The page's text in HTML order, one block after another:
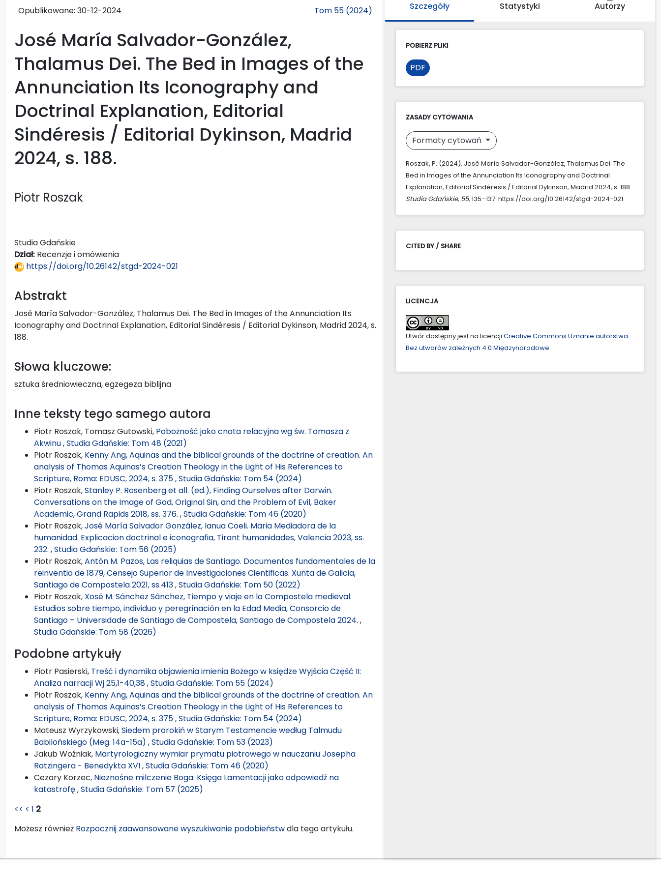
Opublikowane: 30-12-2024 Tom 55 (2024)
José María Salvador-González,
Thalamus Dei. The Bed in Images of the
Annunciation Its Iconography and
Doctrinal Explanation, Editorial
Sindéresis / Editorial Dykinson, Madrid
2024, s. 188.
Piotr Roszak
Studia Gdańskie
Dział: Recenzje i omówienia
https://doi.org/10.26142/stgd-2024-021
Abstrakt
José María Salvador-González, Thalamus Dei. The Bed in Images of the Annunciation Its
Iconography and Doctrinal Explanation, Editorial Sindéresis / Editorial Dykinson, Madrid 2024, s.
188.
Słowa kluczowe:
sztuka średniowieczna, egzegeza biblijna
Inne teksty tego samego autora
Piotr Roszak, Tomasz Gutowski, Pobożność jako cnota relacyjna wg św. Tomasza z
Akwinu,Studia Gdańskie: Tom 48 (2021)
Piotr Roszak, Kenny Ang, Aquinas and the biblical grounds of the doctrine of creation. An
analysis of Thomas Aquinas’s Creation Theology in the Light of His References to
Scripture, Roma: EDUSC, 2024, s. 375,Studia Gdańskie: Tom 54 (2024)
Piotr Roszak,Stanley P. Rosenberg et all. (ed.), Finding Ourselves after Darwin.
Conversations on the Image of God, Original Sin, and the Problem of Evil, Baker
Academic, Grand Rapids 2018, ss. 376. ,Studia Gdańskie: Tom 46 (2020)
Piotr Roszak,José María Salvador González, Ianua Coeli. Maria Mediadora de la
humanidad. Explicacion doctrinal e iconografia, Tirant humanidades, Valencia 2023, ss.
232. ,Studia Gdańskie: Tom 56 (2025)
Piotr Roszak,Antón M. Pazos, Las reliquias de Santiago. Documentos fundamentales de la
reinventio de 1879, Censejo Superior de Investigaciones Cientificas. Xunta de Galicia,
Santiago de Compostela 2021, ss.413,Studia Gdańskie: Tom 50 (2022)
Piotr Roszak, Xosé M. Sánchez Sánchez, Tiempo y viaje en la Compostela medieval.
Estudios sobre tiempo, individuo y peregrinación en la Edad Media, Consorcio de
Santiago – Universidade de Santiago de Compostela, Santiago de Compostela 2024. ,
Studia Gdańskie: Tom 58 (2026)
Podobne artykuły
Piotr Pasierski, Treść i dynamika objawienia imienia Bożego w księdze Wyjścia Część II:
Analiza narracji Wj 25,1-40,38,Studia Gdańskie: Tom 55 (2024)
Piotr Roszak, Kenny Ang, Aquinas and the biblical grounds of the doctrine of creation. An
analysis of Thomas Aquinas’s Creation Theology in the Light of His References to
Scripture, Roma: EDUSC, 2024, s. 375,Studia Gdańskie: Tom 54 (2024)
Mateusz Wyrzykowski,Siedem prorokiń w Starym Testamencie według Talmudu
Babilońskiego (Meg. 14a-15a) ,Studia Gdańskie: Tom 53 (2023)
Jakub Woźniak, Martyrologiczny wymiar prymatu piotrowego w nauczaniu Josepha
Ratzingera - Benedykta XVI,Studia Gdańskie: Tom 46 (2020)
Cezary Korzec, Nieznośne milczenie Boga: Księga Lamentacji jako odpowiedź na
katastrofę,Studia Gdańskie: Tom 57 (2025)
<< < 1 2
Możesz również Rozpocznij zaawansowane wyszukiwanie podobieństwdla tego artykułu.
Szczegóły Statystyki Autorzy
POBIERZ PLIKI
PDF
ZASADY CYTOWANIA
Formaty cytowań
Roszak, P. (2024). José María Salvador-González, Thalamus Dei. The
Bed in Images of the Annunciation Its Iconography and Doctrinal
Explanation, Editorial Sindéresis / Editorial Dykinson, Madrid 2024, s. 188.
Studia Gdańskie, 55, 135–137. https://doi.org/10.26142/stgd-2024-021
CITED BY / SHARE
LICENCJA
Utwór dostępny jest na licencji Creative Commons Uznanie autorstwa –
Bez utworów zależnych 4.0 Międzynarodowe.